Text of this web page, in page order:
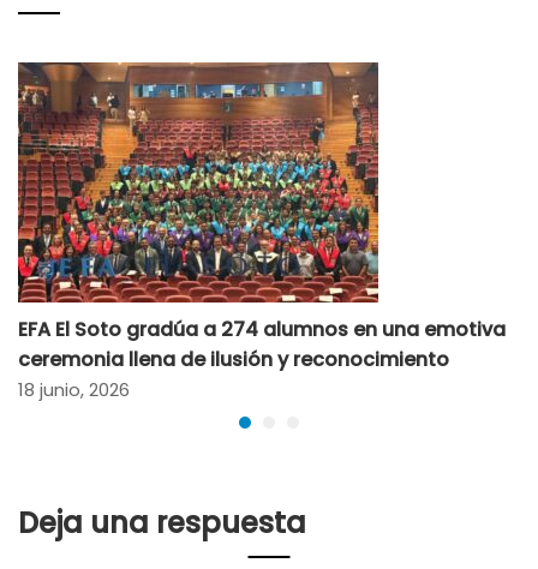
EFA El Soto gradúa a 274 alumnos en una emotiva
ceremonia llena de ilusión y reconocimiento
18 junio, 2026
Deja una respuesta